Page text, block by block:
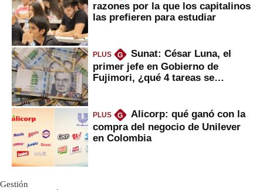
razones por la que los capitalinos
las prefieren para estudiar
PLUS G
Sunat: César Luna, el
primer jefe en Gobierno de
Fujimori, ¿qué 4 tareas se
PLUS G
Alicorp: qué ganó con la
compra del negocio de Unilever
en Colombia
Gestión